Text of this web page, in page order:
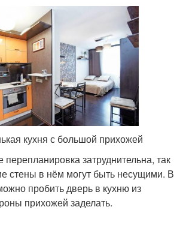
кухня с большой прихожей
затруднительна, так
стены в нём могут быть несущими. В
пробить дверь в кухню из
прихожей заделать.